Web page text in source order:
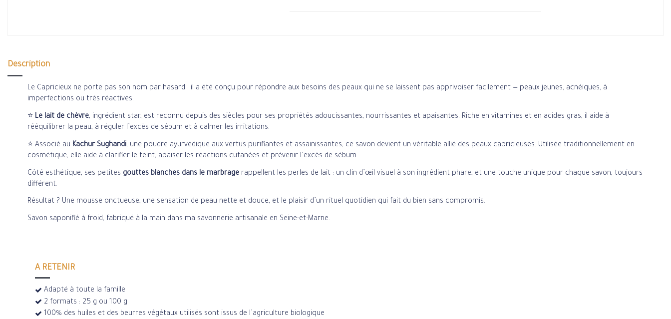
Description
Le Capricieux ne porte pas son nom par hasard : il a été conçu pour répondre aux besoins des peaux qui ne se laissent pas apprivoiser facilement — peaux jeunes, acnéiques, à
imperfections ou très réactives.
⭐ Le lait de chèvre, ingrédient star, est reconnu depuis des siècles pour ses propriétés adoucissantes, nourrissantes et apaisantes. Riche en vitamines et en acides gras, il aide à
rééquilibrer la peau, à réguler l’excès de sébum et à calmer les irritations.
⭐ Associé au Kachur Sughandi, une poudre ayurvédique aux vertus purifiantes et assainissantes, ce savon devient un véritable allié des peaux capricieuses. Utilisée traditionnellement en
cosmétique, elle aide à clarifier le teint, apaiser les réactions cutanées et prévenir l’excès de sébum.
Côté esthétique, ses petites gouttes blanches dans le marbrage rappellent les perles de lait : un clin d’œil visuel à son ingrédient phare, et une touche unique pour chaque savon, toujours
différent.
Résultat ? Une mousse onctueuse, une sensation de peau nette et douce, et le plaisir d’un rituel quotidien qui fait du bien sans compromis.
Savon saponifié à froid, fabriqué à la main dans ma savonnerie artisanale en Seine-et-Marne.
A RETENIR
Adapté à toute la famille
2 formats : 25 g ou 100 g
100% des huiles et des beurres végétaux utilisés sont issus de l’agriculture biologique